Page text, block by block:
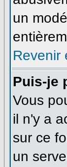
un
Revenir
Puis-je
Vous
il n'y a
sur ce
un